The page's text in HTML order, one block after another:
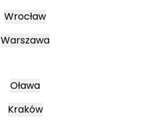
Wrocław
Warszawa
Oława
Kraków